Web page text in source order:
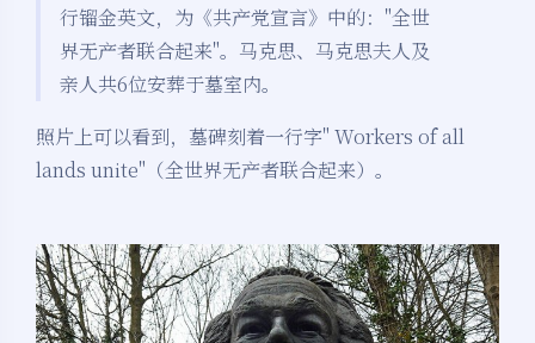
行镏金英文，为《共产党宣言》中的："全世
界无产者联合起来"。马克思、马克思夫人及
亲人共6位安葬于墓室内。
照片上可以看到，墓碑刻着一行字" Workers of all
lands unite"（全世界无产者联合起来）。